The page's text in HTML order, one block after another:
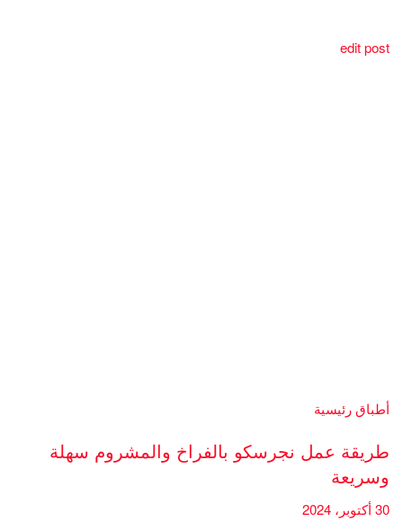
edit post
أطباق رئيسية
طريقة عمل نجرسكو بالفراخ والمشروم سهلة
وسريعة
30 أكتوبر، 2024